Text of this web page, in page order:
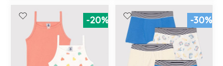
-20% -30%